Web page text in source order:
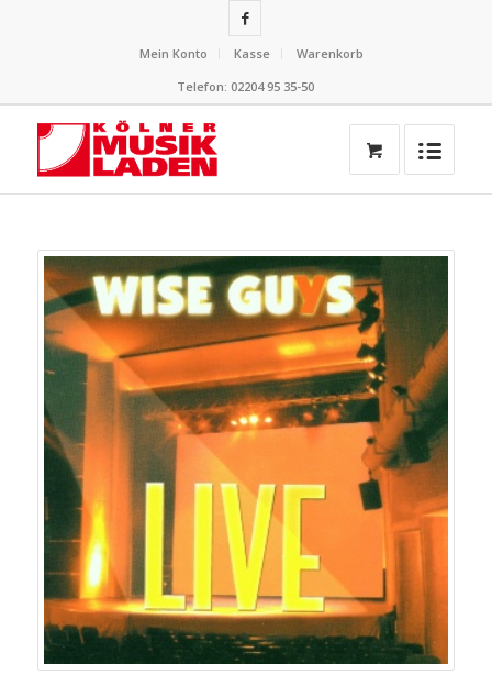
Mein Konto Kasse
Warenkorb
Telefon: 02204 95 35-50